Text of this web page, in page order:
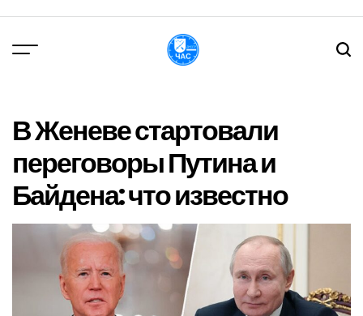
вмісту
В Женеве стартовали
переговоры Путина и
Байдена: что известно